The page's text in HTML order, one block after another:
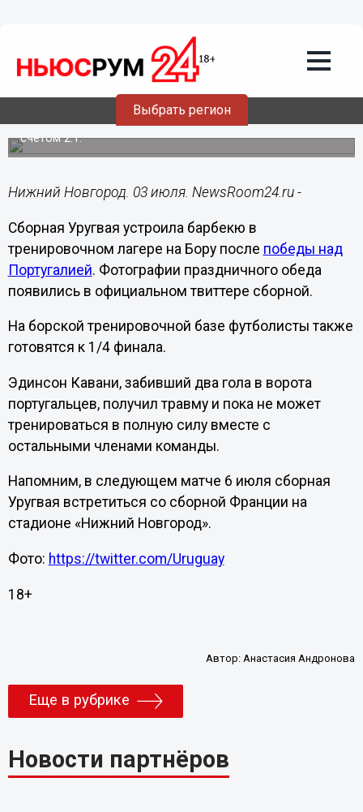
Выбрать регион
03.07.201810:05
Уругвайцы жарят шашлыки на Бору
после очередной победы
В 1/8 финала сборная Уругвая обыграла Португалию со
счетом 2:1.
Нижний Новгород. 03 июля. NewsRoom24.ru -
Сборная Уругвая устроила барбекю в
тренировочном лагере на Бору после победы над
Португалией. Фотографии праздничного обеда
появились в официальном твиттере сборной.
На борской тренировочной базе футболисты также
готовятся к 1/4 финала.
Эдинсон Кавани, забивший два гола в ворота
португальцев, получил травму и пока не может
тренироваться в полную силу вместе с
остальными членами команды.
Напомним, в следующем матче 6 июля сборная
Уругвая встретиться со сборной Франции на
стадионе «Нижний Новгород».
Фото: https://twitter.com/Uruguay
18+
Автор:Анастасия Андронова
Еще в рубрике
Новости партнёров